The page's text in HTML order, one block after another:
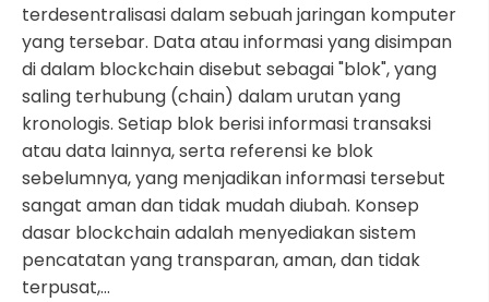
terdesentralisasi dalam sebuah jaringan komputer
yang tersebar. Data atau informasi yang disimpan
di dalam blockchain disebut sebagai "blok", yang
saling terhubung (chain) dalam urutan yang
kronologis. Setiap blok berisi informasi transaksi
atau data lainnya, serta referensi ke blok
sebelumnya, yang menjadikan informasi tersebut
sangat aman dan tidak mudah diubah. Konsep
dasar blockchain adalah menyediakan sistem
pencatatan yang transparan, aman, dan tidak
terpusat,…